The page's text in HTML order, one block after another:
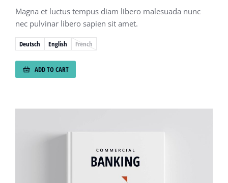
Deutsch English French
Magna et luctus tempus diam libero malesuada nunc
nec pulvinar libero sapien sit amet.
ADD TO CART